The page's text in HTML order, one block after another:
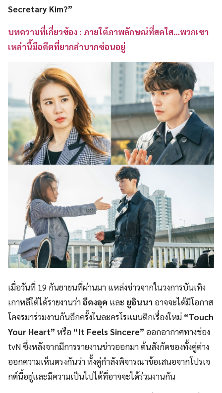
Secretary Kim?”
บทความที่เกี่ยวข้อง : ภายใต้ภาพลักษณ์ที่สดใส…พวกเขา
เหล่านี้มีอดีตที่ยากลำบากซ่อนอยู่
เมื่อวันที่ 19 กันยายนที่ผ่านมา แหล่งข่าวจากในวงการบันเทิง
เกาหลีใต้ได้รายงานว่าอีดงอุค และ ยูอินนา อาจจะได้มีโอกาส
โคจรมาร่วมงานกันอีกครั้งในละครโรแมนติกเรื่องใหม่ “Touch
Your Heart” หรือ “It Feels Sincere” ออกอากาศทางช่อง
tvN ซึ่งหลังจากมีการรายงานข่าวออกมา ต้นสังกัดของทั้งคู่ต่าง
ออกความเห็นตรงกันว่า ทั้งคู่กำลังพิจารณาข้อเสนอจากโปรเจ
กต์นี้อยู่และมีความเป็นไปได้ที่อาจจะได้ร่วมงานกัน